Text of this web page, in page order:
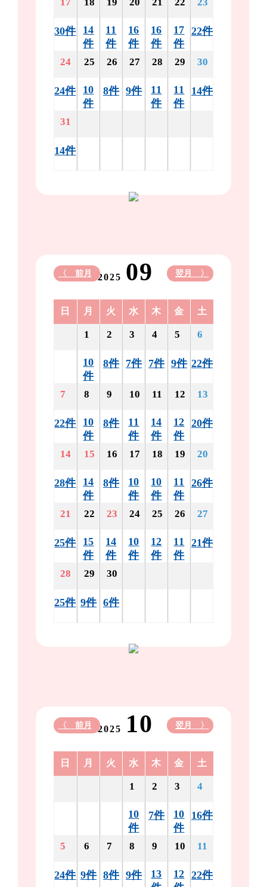
30件
14
件
11
件
16
件
16
件
17
件
22件
24
24件
25
10
件
26
8件
27
9件
28
11
件
29
11
件
30
14件
31
14件
2025 09
〈 前月 翌月 〉
日 月 火 水 木 金 土
1
10
件
2
8件
3
7件
4
7件
5
9件
6
22件
7
22件
8
10
件
9
8件
10
11
件
11
14
件
12
12
件
13
20件
14
28件
15
14
件
16
8件
17
10
件
18
10
件
19
11
件
20
26件
21
25件
22
15
件
23
14
件
24
10
件
25
12
件
26
11
件
27
21件
28
25件
29
9件
30
6件
2025 10
〈 前月 翌月 〉
日 月 火 水 木 金 土
1
10
件
2
7件
3
10
件
4
16件
5
24件
6
9件
7
8件
8
9件
9
13
10
12
11
22件